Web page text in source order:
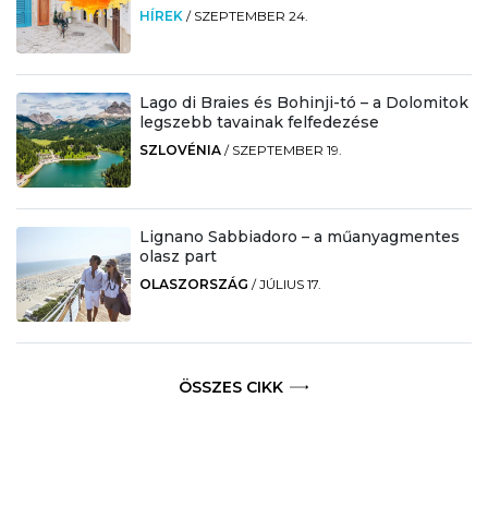
HÍREK / SZEPTEMBER 24.
Lago di Braies és Bohinji-tó – a Dolomitok
legszebb tavainak felfedezése
SZLOVÉNIA / SZEPTEMBER 19.
Lignano Sabbiadoro – a műanyagmentes
olasz part
OLASZORSZÁG /JÚLIUS 17.
ÖSSZES CIKK